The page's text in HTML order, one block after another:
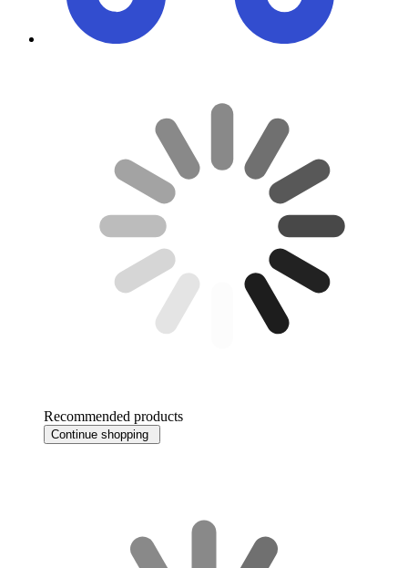
Recommended products
Continue shopping